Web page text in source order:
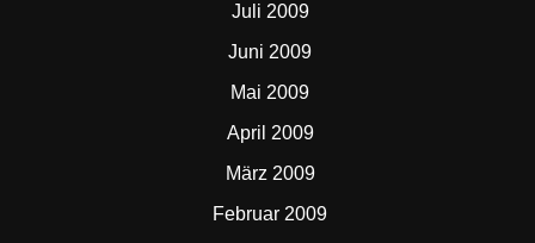
Juli 2009
Juni 2009
Mai 2009
April 2009
März 2009
Februar 2009